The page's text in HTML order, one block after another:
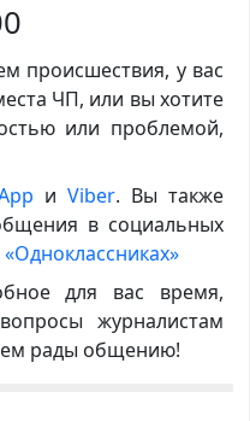
происшествия, у вас
ЧП, или вы хотите
или проблемой,
иViber. Вы также
в социальных
«Одноклассниках»
для вас время,
журналистам
рады общению!